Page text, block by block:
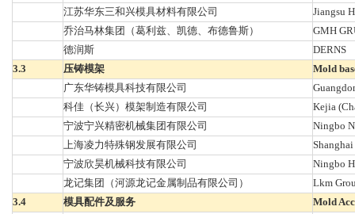
江苏华东三和兴模具材料有限公司
Jiangsu
乔治马林集团（葛利兹、凯德、布德鲁斯）
GMH
德润斯
DERNS
3.3
压铸模架
Mold
广东华铸模具科技有限公司
科佳（长兴）模架制造有限公司
Kejia
宁波宁兴精密机械集团有限公司
Ningbo
上海凌力特殊钢发展有限公司
宁波欣昊机械科技有限公司
Ningbo
龙记集团（河源龙记金属制品有限公司）
Lkm
3.4
模具配件及服务
Mold